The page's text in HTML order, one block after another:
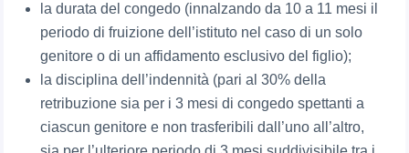
la durata del congedo (innalzando da 10 a 11 mesi il
periodo di fruizione dell’istituto nel caso di un solo
genitore o di un affidamento esclusivo del figlio);
la disciplina dell’indennità (pari al 30% della
retribuzione sia per i 3 mesi di congedo spettanti a
ciascun genitore e non trasferibili dall’uno all’altro,